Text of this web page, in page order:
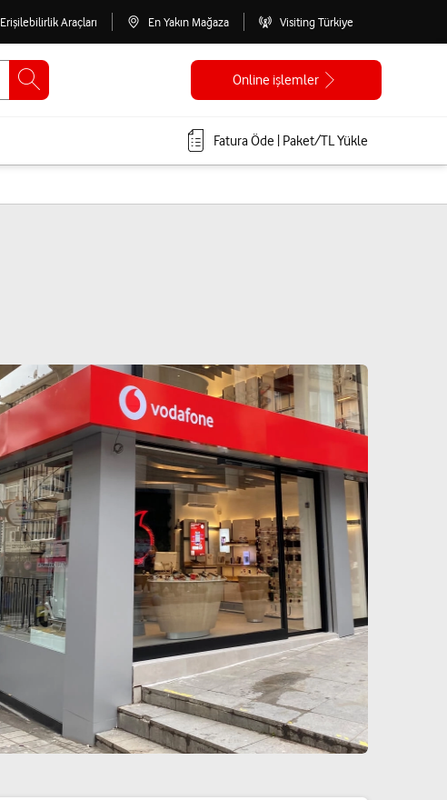
Erişilebilirlik Araçları En Yakın Mağaza Visiting Türkiye
Online işlemler
Fatura Öde | Paket/TL Yükle